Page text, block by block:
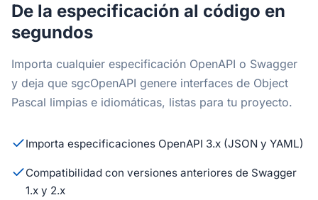
De la especificación al código en
segundos
Importa cualquier especificación OpenAPI o Swagger
y deja que sgcOpenAPI genere interfaces de Object
Pascal limpias e idiomáticas, listas para tu proyecto.
Importa especificaciones OpenAPI 3.x (JSON y YAML)
Compatibilidad con versiones anteriores de Swagger
1.x y 2.x